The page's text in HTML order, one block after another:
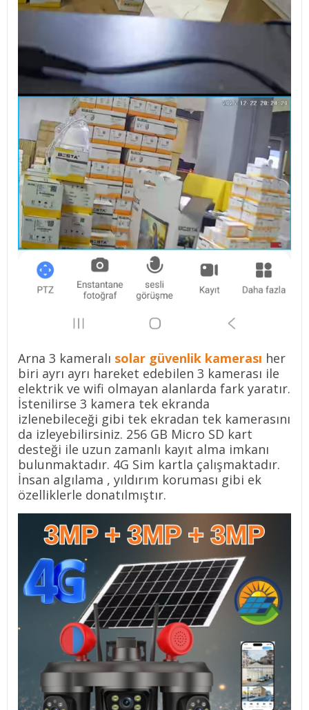
Arna 3 kameralı solar güvenlik kamerası her
biri ayrı ayrı hareket edebilen 3 kamerası ile
elektrik ve wifi olmayan alanlarda fark yaratır.
İstenilirse 3 kamera tek ekranda
izlenebileceği gibi tek ekradan tek kamerasını
da izleyebilirsiniz. 256 GB Micro SD kart
desteği ile uzun zamanlı kayıt alma imkanı
bulunmaktadır. 4G Sim kartla çalışmaktadır.
İnsan algılama , yıldırım koruması gibi ek
özelliklerle donatılmıştır.